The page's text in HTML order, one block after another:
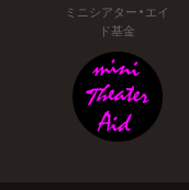
ミニシアター・エイ
ド基金